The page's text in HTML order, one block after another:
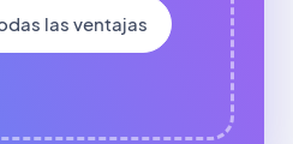
las ventajas